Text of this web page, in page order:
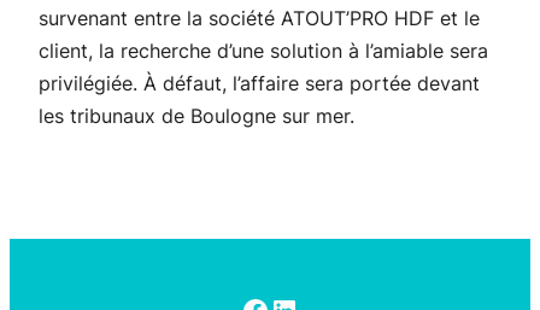
survenant entre la société ATOUT’PRO HDF et le
client, la recherche d’une solution à l’amiable sera
privilégiée. À défaut, l’affaire sera portée devant
les tribunaux de Boulogne sur mer.